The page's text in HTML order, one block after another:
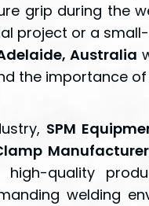
grip during the
project or a
Australia
the importance
SPM
quality
welding